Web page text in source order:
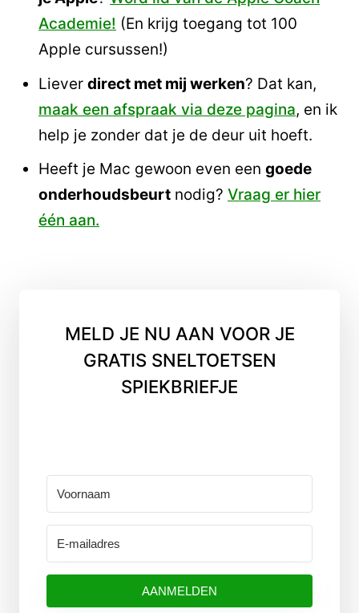
Academie! (En krijg toegang tot 100
Apple cursussen!)
Liever direct met mij werken? Dat kan,
maak een afspraak via deze pagina, en ik
help je zonder dat je de deur uit hoeft.
Heeft je Mac gewoon even een goede
onderhoudsbeurt nodig? Vraag er hier
één aan.
MELD JE NU AAN VOOR JE
GRATIS SNELTOETSEN
SPIEKBRIEFJE
AANMELDEN